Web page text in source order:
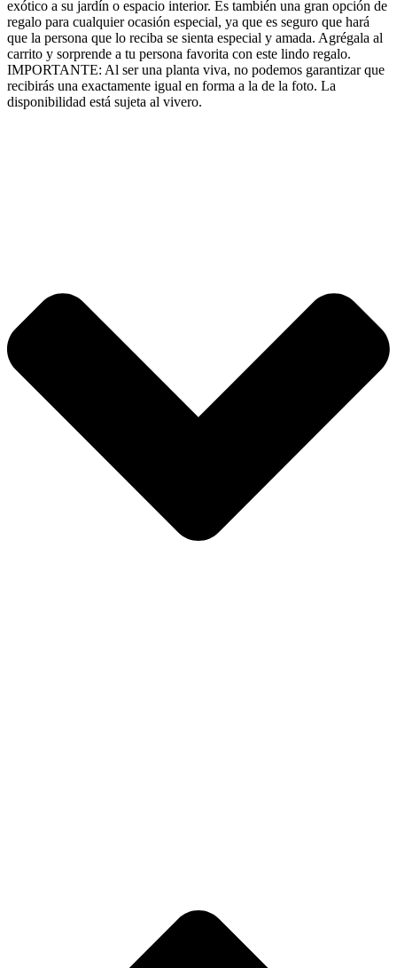
exótico a su jardín o espacio interior. Es también una gran opción de
regalo para cualquier ocasión especial, ya que es seguro que hará
que la persona que lo reciba se sienta especial y amada. Agrégala al
carrito y sorprende a tu persona favorita con este lindo regalo.
IMPORTANTE: Al ser una planta viva, no podemos garantizar que
recibirás una exactamente igual en forma a la de la foto. La
disponibilidad está sujeta al vivero.